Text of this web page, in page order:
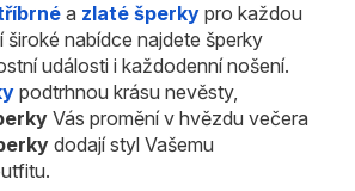
a zlaté šperky pro každou
široké nabídce najdete šperky
události i každodenní nošení.
podtrhnou krásu nevěsty,
Vás promění v hvězdu večera
dodají styl Vašemu